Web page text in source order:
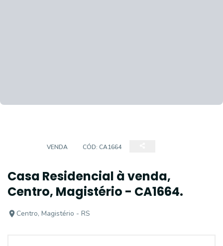
VENDA CÓD: CA1664
Casa Residencial à venda,
Centro, Magistério - CA1664.
Centro, Magistério - RS